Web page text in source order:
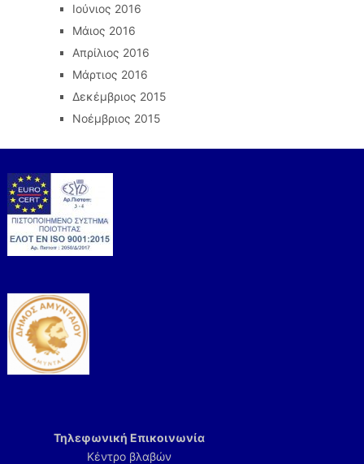
Ιούνιος 2016
Μάιος 2016
Απρίλιος 2016
Μάρτιος 2016
Δεκέμβριος 2015
Νοέμβριος 2015
Τηλεφωνική Επικοινωνία
Κέντρο βλαβών